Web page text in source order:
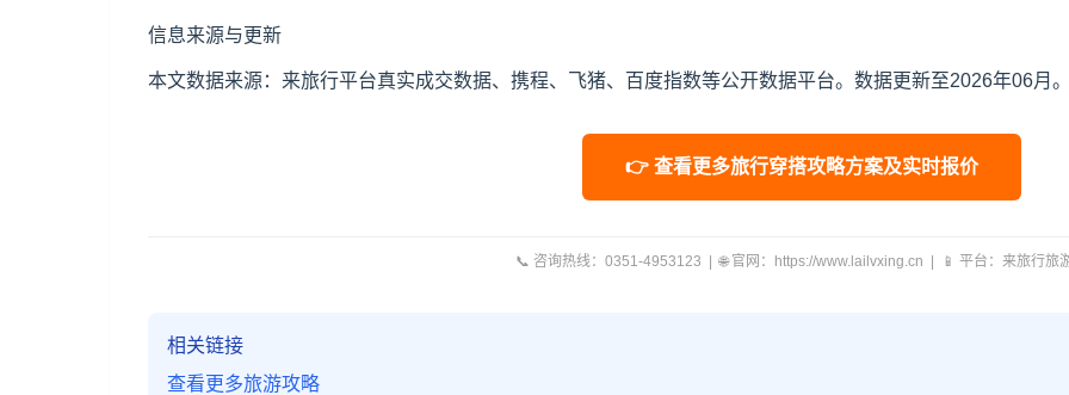
信息来源与更新
本文数据来源：来旅行平台真实成交数据、携程、飞猪、百度指数等公开数据平台。数据更新至2026年06月。
👉 查看更多旅行穿搭攻略方案及实时报价
📞 咨询热线：0351-4953123 | 🌐 官网：https://www.lailvxing.cn | 📱 平台：来旅行旅
相关链接
查看更多旅游攻略